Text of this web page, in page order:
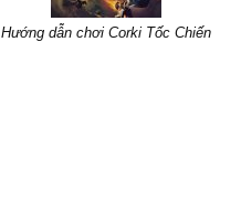
Hướng dẫn chơi Corki Tốc Chiến